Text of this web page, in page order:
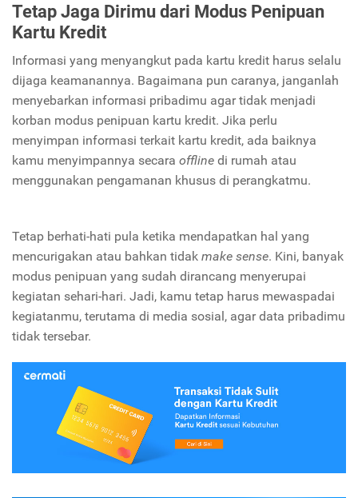
Tetap Jaga Dirimu dari Modus Penipuan
Kartu Kredit
Informasi yang menyangkut pada kartu kredit harus selalu
dijaga keamanannya. Bagaimana pun caranya, janganlah
menyebarkan informasi pribadimu agar tidak menjadi
korban modus penipuan kartu kredit. Jika perlu
menyimpan informasi terkait kartu kredit, ada baiknya
kamu menyimpannya secara offline di rumah atau
menggunakan pengamanan khusus di perangkatmu.
Tetap berhati-hati pula ketika mendapatkan hal yang
mencurigakan atau bahkan tidak make sense. Kini, banyak
modus penipuan yang sudah dirancang menyerupai
kegiatan sehari-hari. Jadi, kamu tetap harus mewaspadai
kegiatanmu, terutama di media sosial, agar data pribadimu
tidak tersebar.